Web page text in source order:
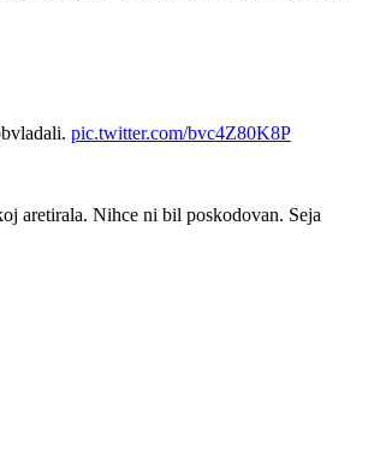
pic.twitter.com/bvc4Z80K8P
aretirala. Nihce ni bil poskodovan. Seja